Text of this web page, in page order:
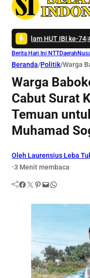
IBI ke-74 #3 -Umbu
Berita Hari Ini NTTDaerah
Beranda/Politik/Warga
Warga
Cabut Surat
Temuan
Muhamad
Oleh Laurensius Leba
•3 Menit membaca
Facebook Twitter Pinterest Mail WhatsApp